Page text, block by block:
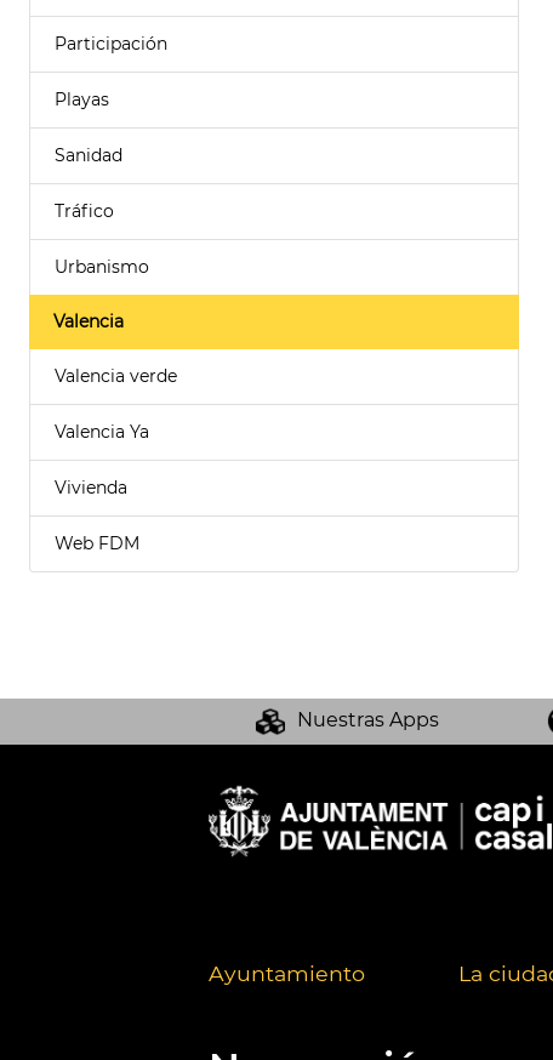
Participación
Playas
Sanidad
Tráfico
Urbanismo
Valencia
Valencia verde
Valencia Ya
Vivienda
Web FDM
Nuestras Apps
Ayuntamiento La